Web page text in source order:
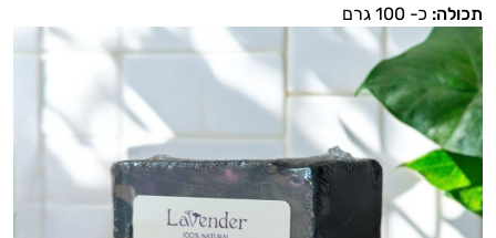
תכולה: כ- 100 גרם